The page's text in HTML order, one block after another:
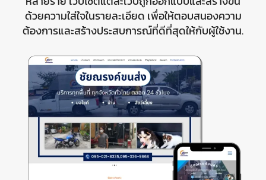
ด้วยความใส่ใจในรายละเอียด เพื่อให้ตอบสนองความ
ต้องการและสร้างประสบการณ์ที่ดีที่สุดให้กับผู้ใช้งาน.